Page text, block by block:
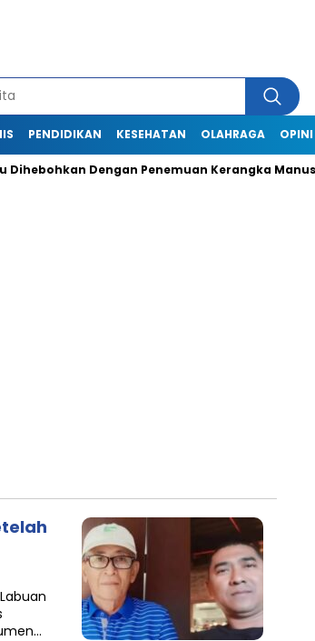
PENDIDIKAN KESEHATAN OLAHRAGA OPINI
Dengan Penemuan Kerangka Manusia